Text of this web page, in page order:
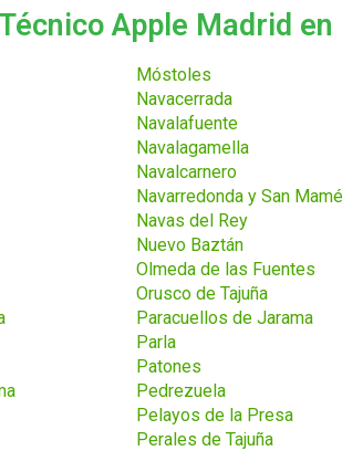
Apple Madrid
Móstoles
Navacerrada
Navalafuente
Navalagamella
Navalcarnero
Navarredonda y San
Navas del Rey
Nuevo Baztán
Olmeda de las Fuentes
Orusco de Tajuña
Paracuellos de Jarama
Parla
Patones
Pedrezuela
Pelayos de la Presa
Perales de Tajuña